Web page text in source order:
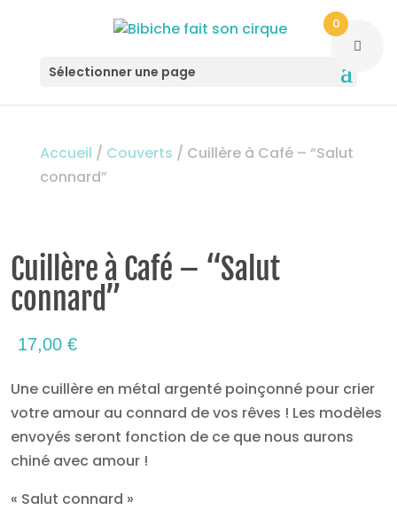
Sélectionner une page
Accueil / Couverts / Cuillère à Café – “Salut
connard”
Cuillère à Café – “Salut
connard”
17,00€
Une cuillère en métal argenté poinçonné pour crier
votre amour au connard de vos rêves ! Les modèles
envoyés seront fonction de ce que nous aurons
chiné avec amour !
« Salut connard »
0